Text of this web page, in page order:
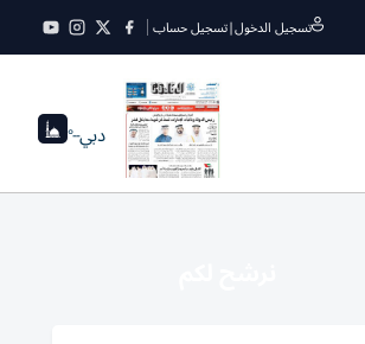
تسجيل الدخول|تسجيل حساب
دبي--°